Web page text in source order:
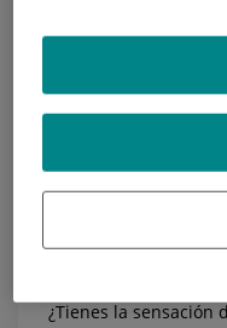
11 de febrero de 2025
Apnea del
¿Tienes la